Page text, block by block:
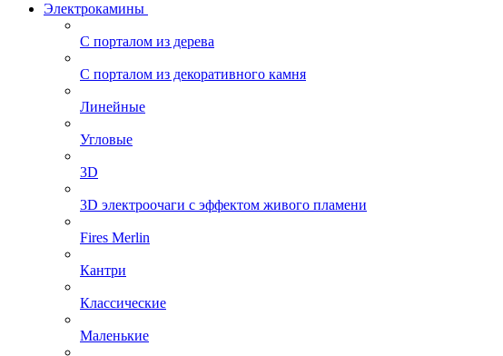
Электрокамины
С порталом из дерева
С порталом из декоративного камня
Линейные
Угловые
3D
3D электроочаги с эффектом живого пламени
Fires Merlin
Кантри
Классические
Маленькие